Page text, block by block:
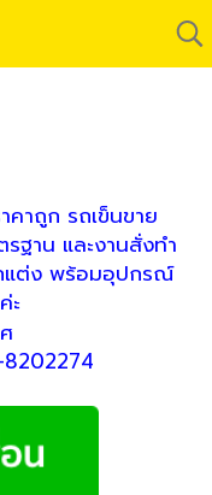
คาถูก รถเข็นขาย
ฐาน และงานสั่งทำ
แต่ง พร้อมอุปกรณ์
ะ